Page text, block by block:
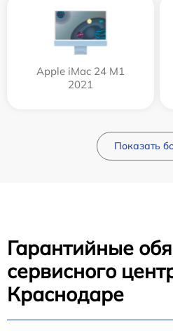
Apple iMac 24 M1
2021
Показать
Гарантийные
сервисного
Краснодаре